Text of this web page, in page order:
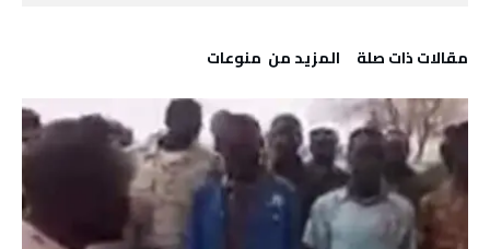
‫مقالات ذات صلة‬ ‫المزيد من ‬ منوعات